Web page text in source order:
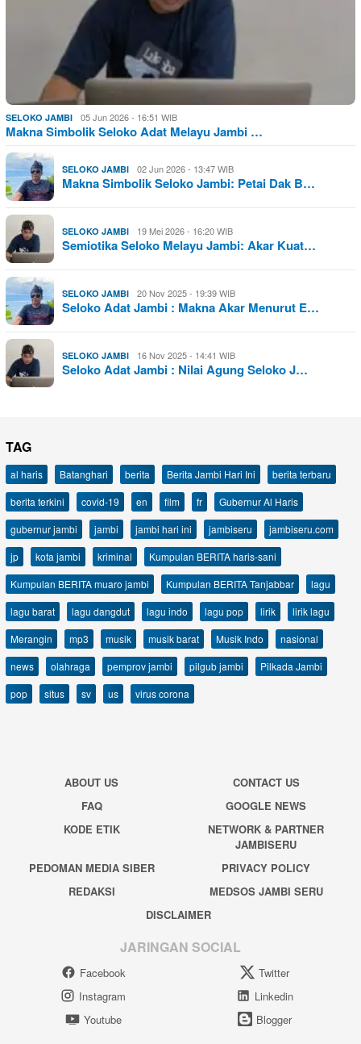
SELOKO JAMBI 05 Jun 2026 - 16:51 WIB
Makna Simbolik Seloko Adat Melayu Jambi …
SELOKO JAMBI 02 Jun 2026 - 13:47 WIB
Makna Simbolik Seloko Jambi: Petai Dak B…
SELOKO JAMBI 19 Mei 2026 - 16:20 WIB
Semiotika Seloko Melayu Jambi: Akar Kuat…
SELOKO JAMBI 20 Nov 2025 - 19:39 WIB
Seloko Adat Jambi : Makna Akar Menurut E…
SELOKO JAMBI 16 Nov 2025 - 14:41 WIB
Seloko Adat Jambi : Nilai Agung Seloko J…
TAG
al haris Batanghari berita Berita Jambi Hari Ini
berita terbaru
berita terkini
covid-19 en film fr
Gubernur Al Haris
gubernur jambi
jambi jambi hari ini jambiseru
jambiseru.com
jp
kota jambi kriminal
Kumpulan BERITA haris-sani
Kumpulan BERITA muaro jambi
Kumpulan BERITA Tanjabbar
lagu
lagu barat
lagu dangdut lagu indo lagu pop lirik
lirik lagu
Merangin
mp3 musik musik barat Musik Indo
nasional
news
olahraga pemprov jambi pilgub jambi
Pilkada Jambi
pop
situs sv us virus corona
ABOUT US
CONTACT US
FAQ
GOOGLE NEWS
KODE ETIK
NETWORK & PARTNER
JAMBISERU
PEDOMAN MEDIA SIBER
PRIVACY POLICY
REDAKSI
MEDSOS JAMBI SERU
DISCLAIMER
JARINGAN SOCIAL
Facebook
Twitter
Instagram
Linkedin
Youtube
Blogger